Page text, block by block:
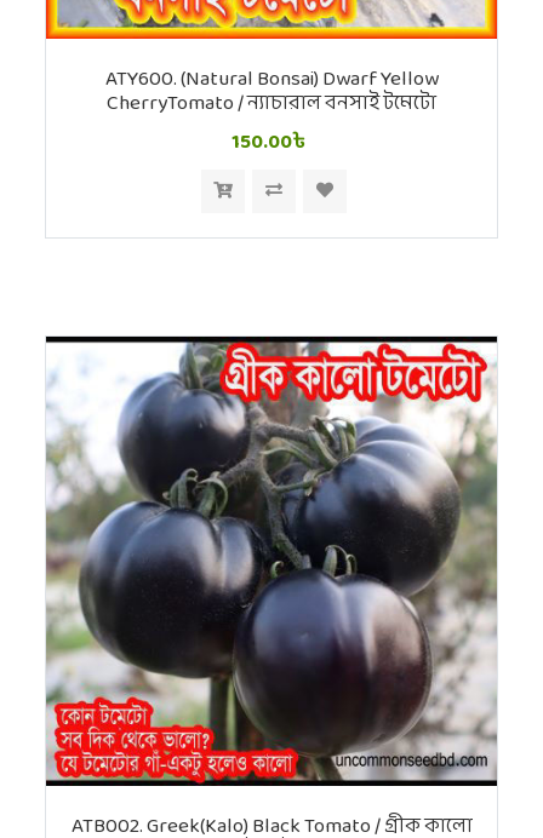
ATY600. (Natural Bonsai) Dwarf Yellow
CherryTomato / ন্যাচারাল বনসাই টমেটো
150.00৳
ATB002. Greek(Kalo) Black Tomato / গ্রীক কালো